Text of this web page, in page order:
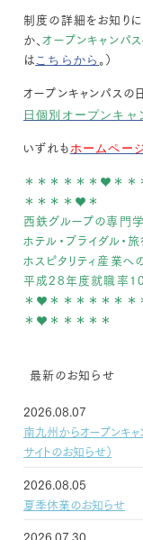
制度の詳細をお知り
か、オープンキャンパス
は こちらから 。）
オープンキャンパス
日個別オープンキャ
いずれも ホームペー
＊＊＊＊＊＊♥＊＊
＊＊＊＊♥＊
西鉄グループの専門
ホテル・ブライダル・
ホスピタリティ産業
平成28年度就職率
＊♥＊＊＊＊＊＊＊
＊♥＊＊＊＊＊
最新のお知らせ
2026.08.07
南九州からオープンキ
サイトのお知らせ）
2026.08.05
夏季休業のお知らせ
2026.07.30